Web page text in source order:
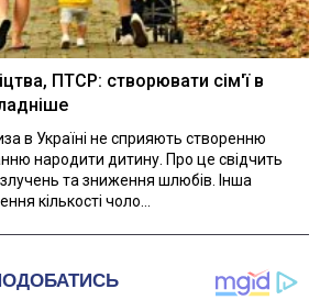
ПТСР: створювати сім'ї в
в Україні не сприяють створенню
народити дитину. Про це свідчить
та зниження шлюбів. Інша
кількості чоло...